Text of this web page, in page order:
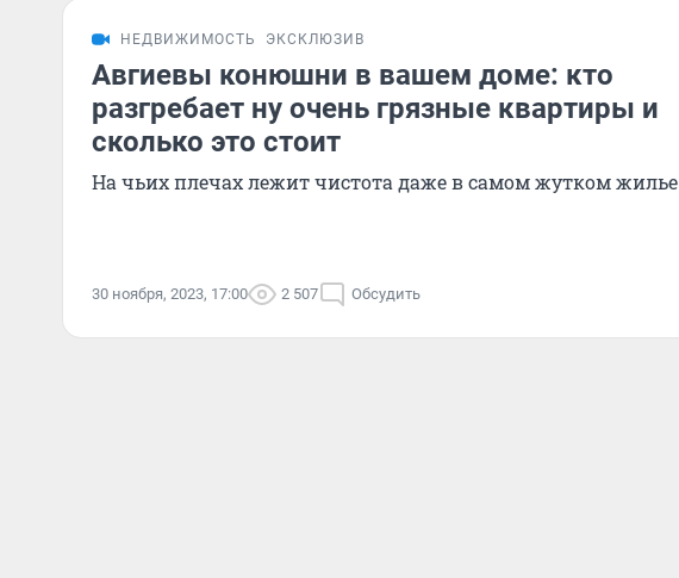
НЕДВИЖИМОСТЬ ЭКСКЛЮЗИВ
Авгиевы конюшни в вашем доме: кто
разгребает ну очень грязные квартиры и
сколько это стоит
На чьих плечах лежит чистота даже в самом жутком жилье
30 ноября, 2023, 17:00 2 507 Обсудить